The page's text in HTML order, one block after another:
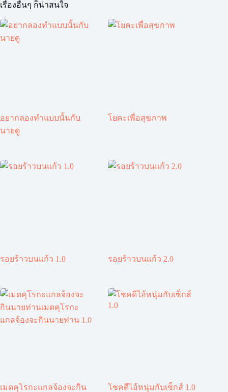
เรื่องอื่นๆ ก็น่าสนใจ
อยากลองทำแบบนั้นกับ
นายดู
โยคะเพื่อสุขภาพ
รอยร้าวบนแก้ว 1.0 รอยร้าวบนแก้ว 2.0
เมดคุโรกะแกลจ้องจะกิน
โชคดีไอ้หนุ่มกับเซ็กส์ 1.0